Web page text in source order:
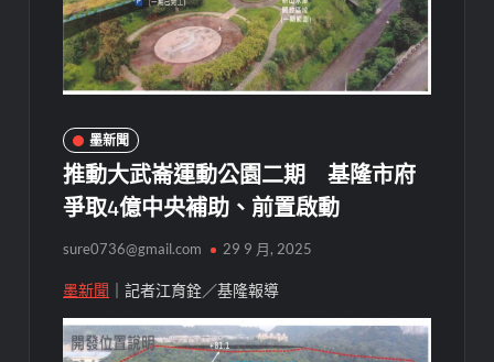
墨新聞
推動大武崙運動公園二期 基隆市府
爭取4億中央補助、前置啟動
sure0736@gmail.com 29 9 月, 2025
墨新聞 ｜記者江育銓／基隆報導